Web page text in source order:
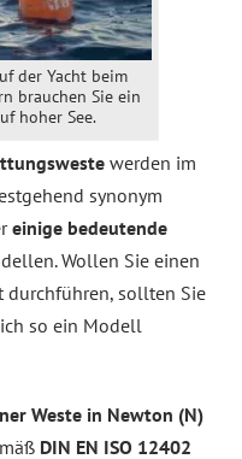
der Yacht beim
brauchen Sie ein
hoher See.
werden im
synonym
einige bedeutende
Wollen Sie einen
durchführen, sollten Sie
so ein Modell
Weste in Newton (N)
DIN EN ISO 12402